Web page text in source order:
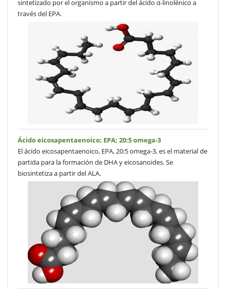
sintetizado por el organismo a partir del ácido α-linolénico a
través del EPA.
Ácido eicosapentaenoico; EPA; 20:5 omega-3
El ácido eicosapentaenoico, EPA, 20:5 omega-3, es el material de
partida para la formación de DHA y eicosanoides. Se
biosintetiza a partir del ALA.